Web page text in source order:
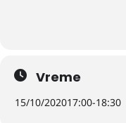
Vreme
15/10/202017:00-18:30